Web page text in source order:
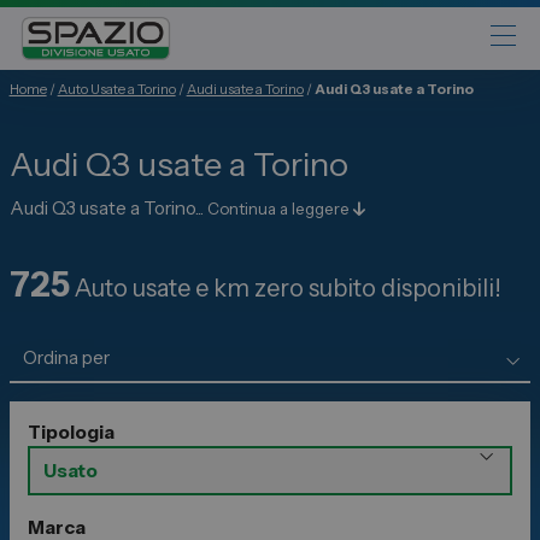
Fiat
Abarth
Alfa Romeo
Opel
Peugeot
Citroen
Leapmotor
Toyota
Home/ Auto Usate a Torino/ Audi usate a Torino/ Audi Q3 usate a Torino
Audi Q3 usate a Torino
Audi Q3 usate a Torino... Continua a leggere
725Auto usate e km zero subito disponibili!
Tipologia
Marca